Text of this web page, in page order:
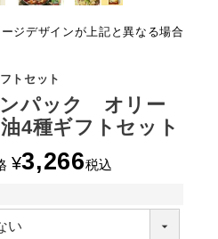
ジデザインが上記と異なる場合
トセット
パック オリー
4種ギフトセット
¥3,266税込